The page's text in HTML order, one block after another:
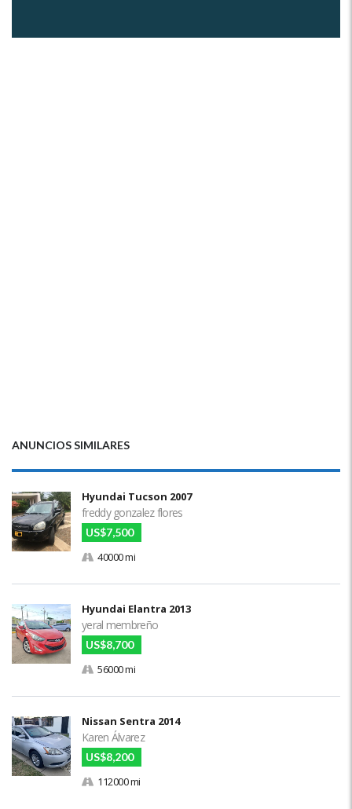
ANUNCIOS SIMILARES
Hyundai Tucson 2007
freddy gonzalez flores
US$7,500
40000 mi
Hyundai Elantra 2013
yeral membreño
US$8,700
56000 mi
Nissan Sentra 2014
Karen Álvarez
US$8,200
112000 mi